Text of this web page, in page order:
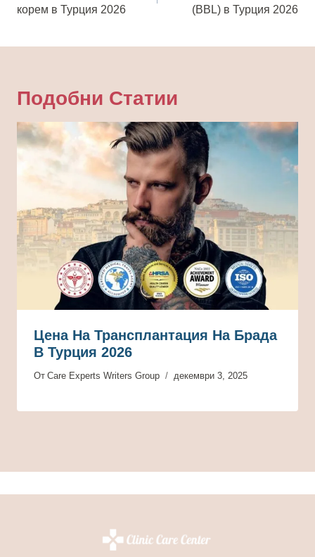
корем в Турция 2026
(BBL) в Турция 2026
Подобни Статии
Цена На Трансплантация На Брада
В Турция 2026
От Care Experts Writers Group декември 3, 2025